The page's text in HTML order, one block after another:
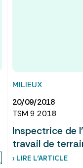
MILIEUX
20/09/2018
TSM 9 2018
Inspectrice de
travail de
› LIRE L’ARTICLE